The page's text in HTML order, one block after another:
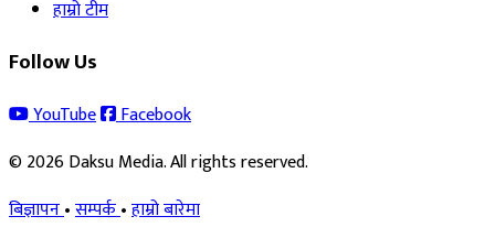
हाम्रो टीम
Follow Us
YouTube
Facebook
© 2026 Daksu Media. All rights reserved.
बिज्ञापन•सम्पर्क•हाम्रो बारेमा